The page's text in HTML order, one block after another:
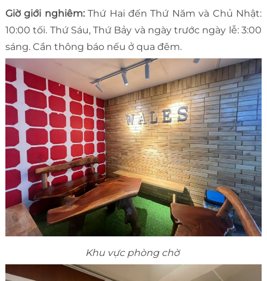
Giờ giới nghiêm:Thứ Hai đến Thứ Năm và Chủ Nhật:
10:00 tối. Thứ Sáu, Thứ Bảy và ngày trước ngày lễ: 3:00
sáng. Cần thông báo nếu ở qua đêm.
Khu vực phòng chờ